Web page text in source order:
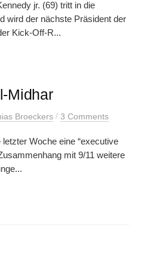
jr. (69) tritt in die
wird der nächste Präsident der
Kick-Off-R...
Midhar
Broeckers / 3 Comments
Woche eine “executive
mit 9/11 weitere